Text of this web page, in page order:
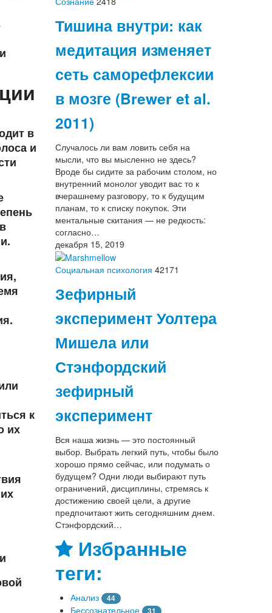
в
и
к
их
Тишина внутри: как
медитация изменяет
сеть саморефлексии
в мозге (Brewer et al.
2011)
Случалось ли вам ловить себя на
мысли, что вы мысленно не здесь?
Вроде бы сидите за рабочим столом, но
внутренний монолог уводит вас то к
вчерашнему разговору, то к будущим
планам, то к списку покупок. Эти
ментальные скитания — не редкость:
согласно…
декабря 15, 2019
Социальная психология 42171
Зефирный
эксперимент Уолтера
Мишела или
Стэнфордский
зефирный
эксперимент
Вся наша жизнь — это постоянный
выбор. Выбрать легкий путь, чтобы было
хорошо прямо сейчас, или подумать о
будущем? Одни люди выбирают путь
ограничений, дисциплины, стремясь к
достижению своей цели, а другие
предпочитают жить сегодняшним днем.
Стэнфордский…
Избранные
теги:
Анализ 44
Бессознательное